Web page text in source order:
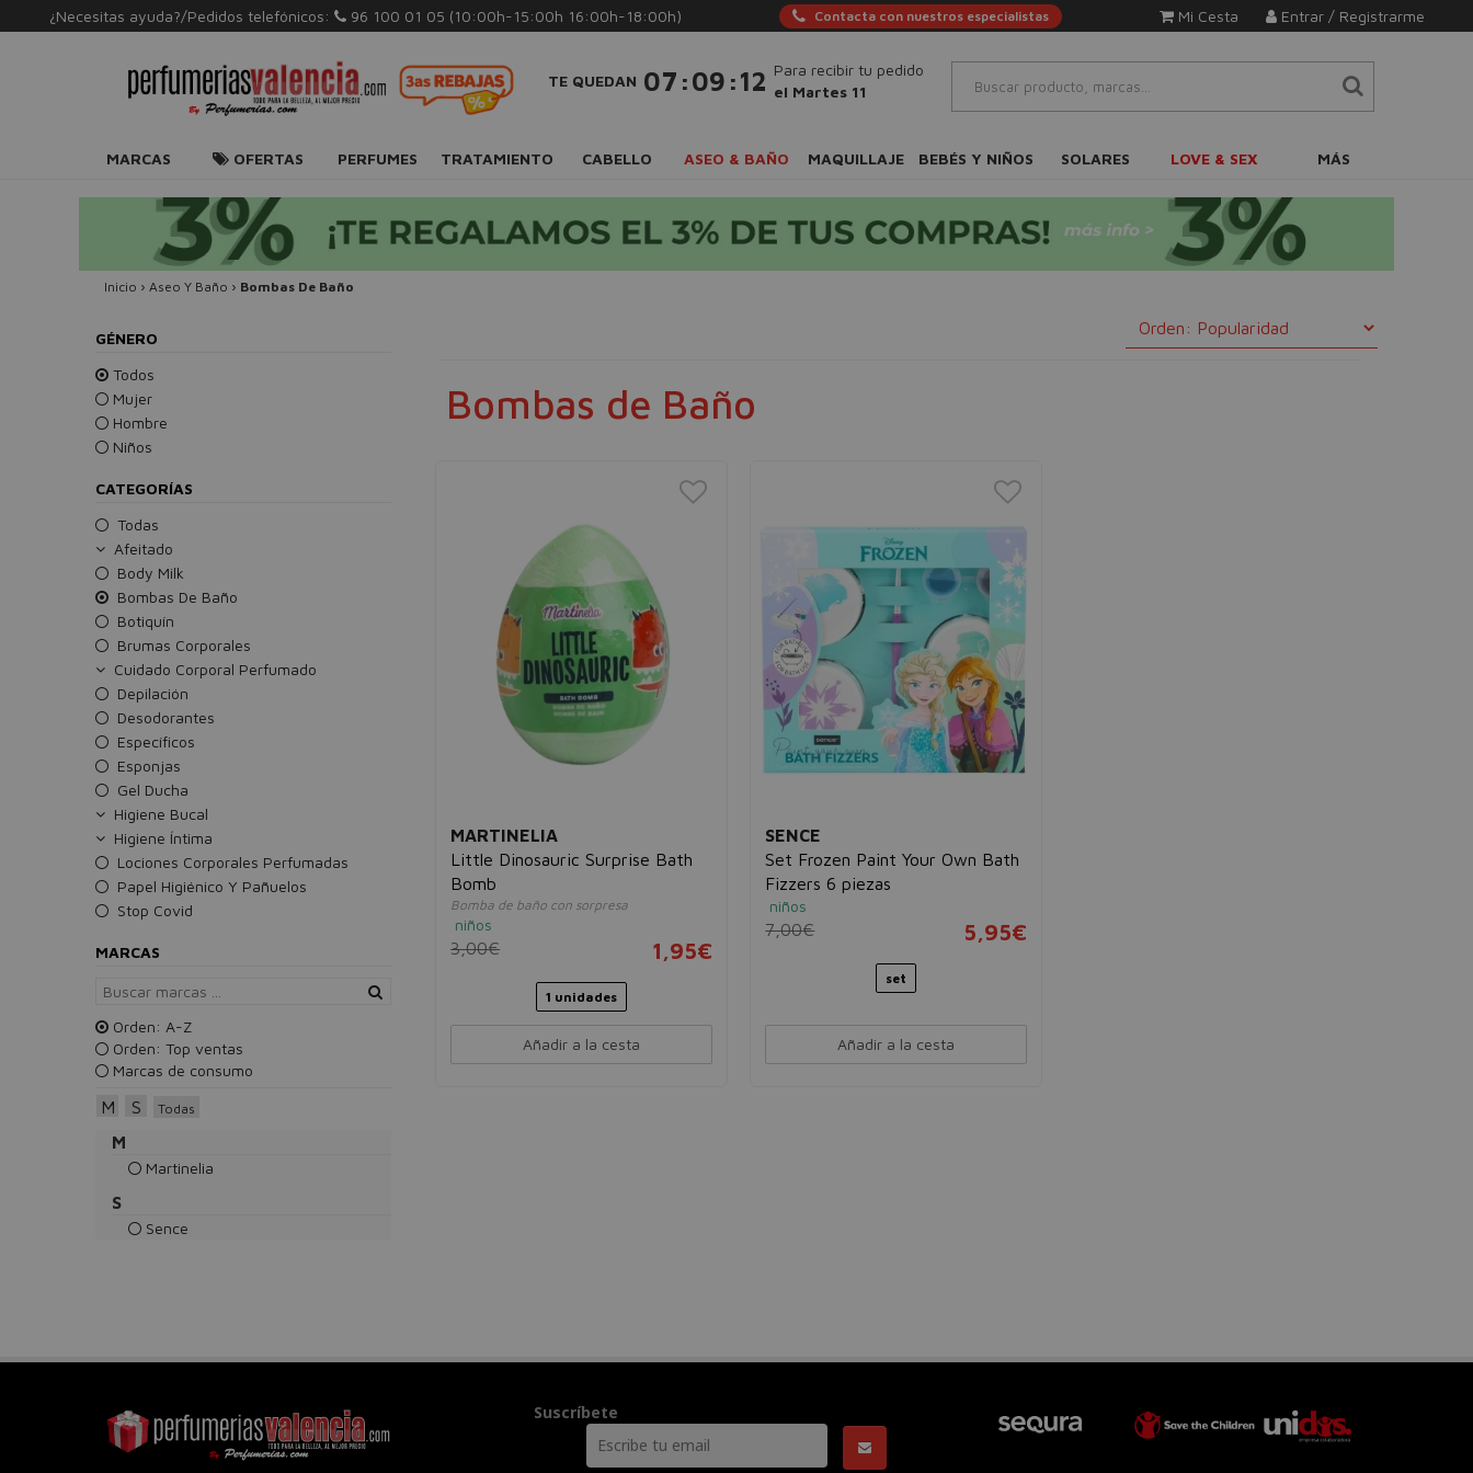
¿Necesitas ayuda?/Pedidos telefónicos: 96 100 01 05 (10:00h-15:00h 16:00h-18:00h) Contacta con nuestros especialistas Entrar / Registrarme
Mi Cesta
TE QUEDAN 07 :09 :12 Para recibir tu pedido
el Martes 11
MARCAS OFERTAS PERFUMES TRATAMIENTO CABELLO ASEO & BAÑO MAQUILLAJE BEBÉS Y NIÑOS SOLARES LOVE & SEX MÁS
Inicio › Aseo Y Baño › Bombas De Baño
GÉNERO
Todos
Mujer
Hombre
Niños
CATEGORÍAS
Todas
Afeitado
Body Milk
Bombas De Baño
Botiquín
Brumas Corporales
Cuidado Corporal Perfumado
Depilación
Desodorantes
Específicos
Esponjas
Gel Ducha
Higiene Bucal
Higiene Íntima
Lociones Corporales Perfumadas
Papel Higiénico Y Pañuelos
Stop Covid
MARCAS
Orden: A-Z
Orden: Top ventas
Marcas de consumo
M S Todas
M
Martinelia
S
Sence
Bombas de Baño
MARTINELIA
Little Dinosauric Surprise Bath
Bomb
Bomba de baño con sorpresa
niños
3,00€ 1,95€
1 unidades
Añadir a la cesta
SENCE
Set Frozen Paint Your Own Bath
Fizzers 6 piezas
niños
7,00€ 5,95€
set
Añadir a la cesta
Suscríbete